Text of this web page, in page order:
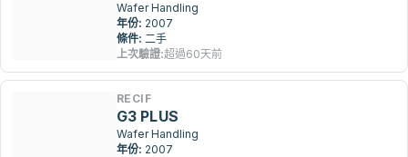
Wafer Handling
年份: 2007
條件: 二手
上次驗證:超過60天前
RECIF
G3 PLUS
Wafer Handling
年份: 2007